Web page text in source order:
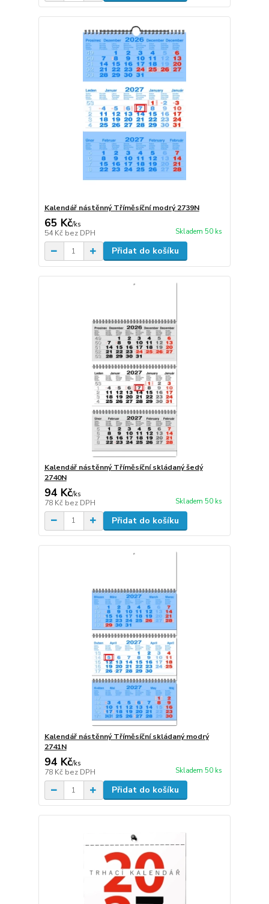
Kalendář nástěnný Tříměsíční modrý 2739N
65 Kč/ks
54 Kč bez DPH Skladem 50 ks
Přidat do košíku
Kalendář nástěnný Tříměsíční skládaný šedý
2740N
94 Kč/ks
78 Kč bez DPH Skladem 50 ks
Přidat do košíku
Kalendář nástěnný Tříměsíční skládaný modrý
2741N
94 Kč/ks
78 Kč bez DPH Skladem 50 ks
Přidat do košíku